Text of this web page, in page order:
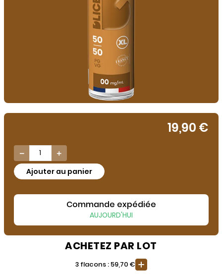
19,90 €
 
Ajouter au panier
Commande expédiée
AUJOURD'HUI
ACHETEZ PAR LOT
3 flacons : 59,70 €